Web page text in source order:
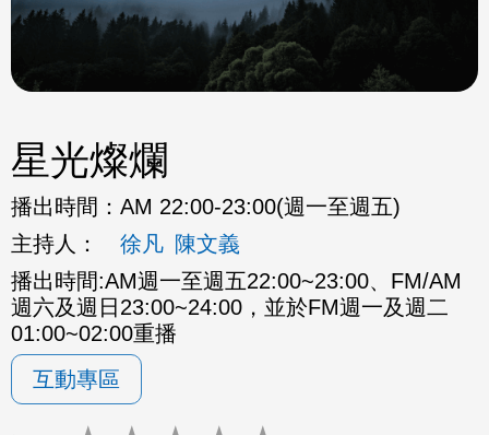
星光燦爛
播出時間： AM 22:00-23:00(週一至週五)
主持人：
徐凡 陳文義
播出時間:AM週一至週五22:00~23:00、FM/AM
週六及週日23:00~24:00，並於FM週一及週二
01:00~02:00重播
互動專區